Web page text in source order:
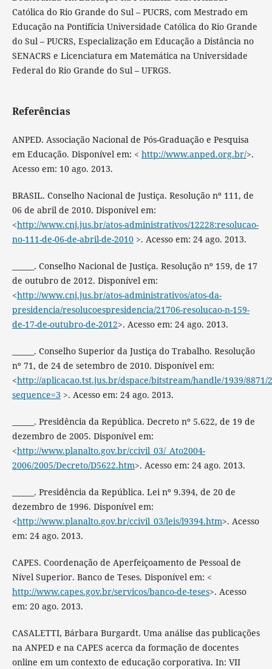
Católica do Rio Grande do Sul – PUCRS, com Mestrado em
Educação na Pontifícia Universidade Católica do Rio Grande
do Sul – PUCRS, Especialização em Educação a Distância no
SENACRS e Licenciatura em Matemática na Universidade
Federal do Rio Grande do Sul – UFRGS.
Referências
ANPED. Associação Nacional de Pós-Graduação e Pesquisa
em Educação. Disponível em: < http://www.anped.org.br/>.
Acesso em: 10 ago. 2013.
BRASIL. Conselho Nacional de Justiça. Resolução nº 111, de
06 de abril de 2010. Disponível em:
<http://www.cnj.jus.br/atos-administrativos/12228:resolucao-
no-111-de-06-de-abril-de-2010>. Acesso em: 24 ago. 2013.
______. Conselho Nacional de Justiça. Resolução nº 159, de 17
de outubro de 2012. Disponível em:
<http://www.cnj.jus.br/atos-administrativos/atos-da-
presidencia/resolucoespresidencia/21706-resolucao-n-159-
de-17-de-outubro-de-2012>. Acesso em: 24 ago. 2013.
______. Conselho Superior da Justiça do Trabalho. Resolução
nº 71, de 24 de setembro de 2010. Disponível em:
<http://aplicacao.tst.jus.br/dspace/bitstream/handle/1939/8871/
sequence=3 >. Acesso em: 24 ago. 2013.
______. Presidência da República. Decreto nº 5.622, de 19 de
dezembro de 2005. Disponível em:
<http://www.planalto.gov.br/ccivil_03/_Ato2004-
2006/2005/Decreto/D5622.htm>. Acesso em: 24 ago. 2013.
______. Presidência da República. Lei nº 9.394, de 20 de
dezembro de 1996. Disponível em:
<http://www.planalto.gov.br/ccivil_03/leis/l9394.htm>. Acesso
em: 24 ago. 2013.
CAPES. Coordenação de Aperfeiçoamento de Pessoal de
Nível Superior. Banco de Teses. Disponível em: <
http://www.capes.gov.br/servicos/banco-de-teses>. Acesso
em: 20 ago. 2013.
CASALETTI, Bárbara Burgardt. Uma análise das publicações
na ANPED e na CAPES acerca da formação de docentes
online em um contexto de educação corporativa. In: VII